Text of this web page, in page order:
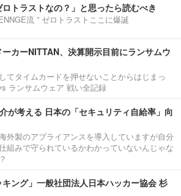
ロトラストなの？」と思ったら読むべき
流 ” ゼロトラストここに爆誕
ーカーNITTAN、決算開示目前にランサムウ
てタイムカードを押せないことからはじまっ
ランサムウェア 戦い全記録
が考える 日本の「セキュリティ自給率」向
外製のアプライアンスを導入していますが自分
組みで守られているかわかっていないんじゃな
キング」一般社団法人日本ハッカー協会 杉